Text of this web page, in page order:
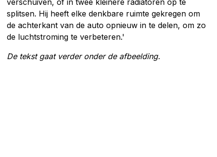
splitsen. Hij heeft elke denkbare ruimte gekregen om
de achterkant van de auto opnieuw in te delen, om zo
de luchtstroming te verbeteren.'
De tekst gaat verder onder de afbeelding.